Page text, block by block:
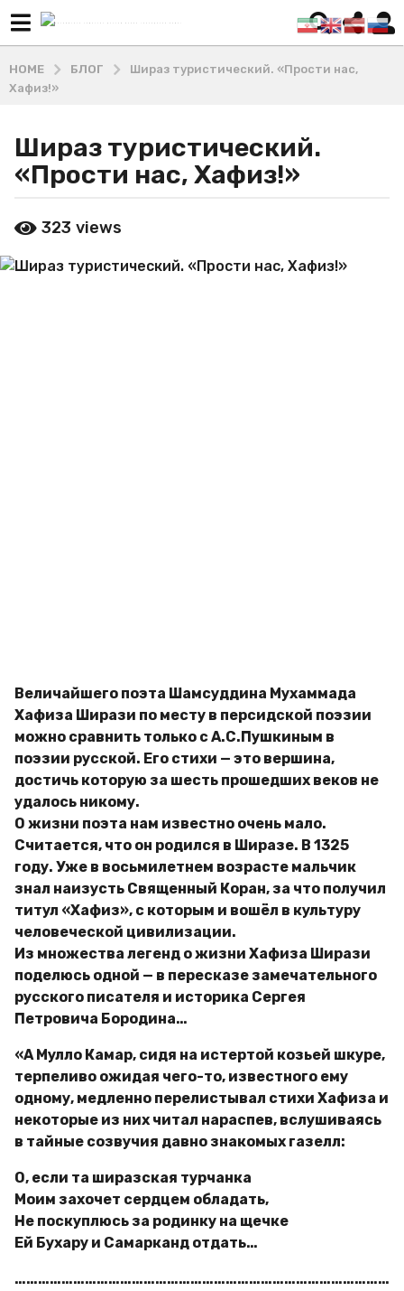
HOME БЛОГ
Шираз туристический. «Прости нас,
Хафиз!»
6
л
a
o
Шираз туристический.
«Прости нас, Хафиз!»
y
а
323 views
Величайшего поэта Шамсуддина Мухаммада
Хафиза Ширази по месту в персидской поэзии
можно сравнить только с А.С.Пушкиным в
поэзии русской. Его стихи — это вершина,
достичь которую за шесть прошедших веков не
удалось никому.
О жизни поэта нам известно очень мало.
Считается, что он родился в Ширазе. В 1325
году. Уже в восьмилетнем возрасте мальчик
знал наизусть Священный Коран, за что получил
титул «Хафиз», с которым и вошёл в культуру
человеческой цивилизации.
Из множества легенд о жизни Хафиза Ширази
поделюсь одной — в пересказе замечательного
русского писателя и историка Сергея
Петровича Бородина…
«А Мулло Камар, сидя на истертой козьей шкуре,
терпеливо ожидая чего-то, известного ему
одному, медленно перелистывал стихи Хафиза и
некоторые из них читал нараспев, вслушиваясь
в тайные созвучия давно знакомых газелл:
О, если та ширазская турчанка
Моим захочет сердцем обладать,
Не поскуплюсь за родинку на щечке
Ей Бухару и Самарканд отдать…
……………………………………………………………………………………